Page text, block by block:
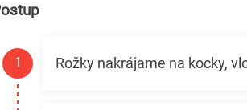
Postup
Rožky nakrájame na kocky,